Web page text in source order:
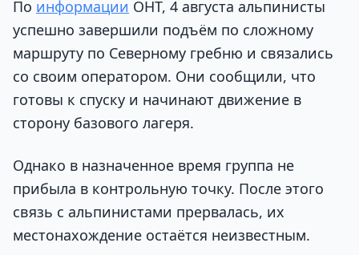
По информации ОНТ, 4 августа альпинисты
успешно завершили подъём по сложному
маршруту по Северному гребню и связались
со своим оператором. Они сообщили, что
готовы к спуску и начинают движение в
сторону базового лагеря.
Однако в назначенное время группа не
прибыла в контрольную точку. После этого
связь с альпинистами прервалась, их
местонахождение остаётся неизвестным.